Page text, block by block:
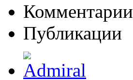
Комментарии
Публикации